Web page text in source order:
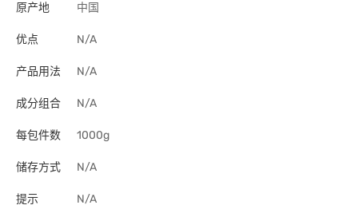
原产地
中国
优点 N/A
产品用法 N/A
成分组合 N/A
每包件数 1000g
储存方式 N/A
提示 N/A